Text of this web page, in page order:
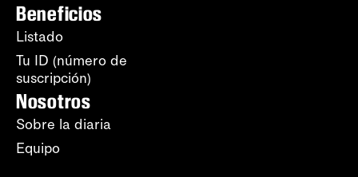
Beneficios
Listado
Tu ID (número de
suscripción)
Nosotros
Sobre la diaria
Equipo